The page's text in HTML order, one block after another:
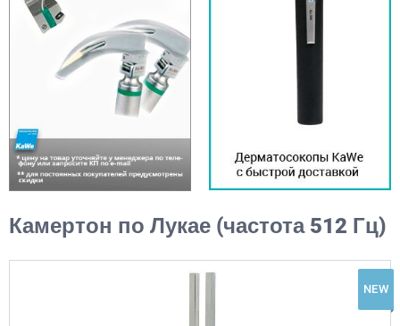
Камертон по Лукае (частота 512 Гц)
NEW